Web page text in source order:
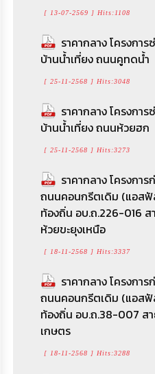
[ 13-07-2569 ] Hits:1108
ราคากลาง โครงกา
บ้านน้ำเที่ยง ถนนคูทดน้ำ
[ 25-11-2568 ] Hits:3048
ราคากลาง โครงกา
บ้านน้ำเที่ยง ถนนห้วยฮก
[ 25-11-2568 ] Hits:3273
ราคากลาง โครงกา
ถนนคอนกรีตเดิม (แอส
ท้องถิ่น อบ.ถ.226-016
ห้วยขะยุงเหนือ
[ 18-11-2568 ] Hits:3337
ราคากลาง โครงกา
ถนนคอนกรีตเดิม (แอส
ท้องถิ่น อบ.ถ.38-007 ส
เกษตร
[ 18-11-2568 ] Hits:3288